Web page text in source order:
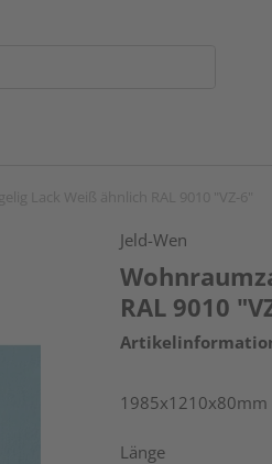
Jeld-Wen
RAL 9010
1985x1210x80mm
Länge